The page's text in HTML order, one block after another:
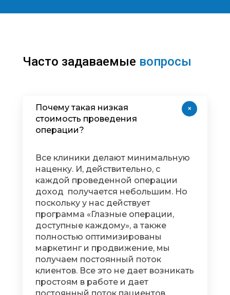
Часто задаваемые вопросы
Почему такая низкая
стоимость проведения
операции?
Все клиники делают минимальную
наценку. И, действительно, с
каждой проведенной операции
доход получается небольшим. Но
поскольку у нас действует
программа «Глазные операции,
доступные каждому», а также
полностью оптимизированы
маркетинг и продвижение, мы
получаем постоянный поток
клиентов. Все это не дает возникать
простоям в работе и дает
+